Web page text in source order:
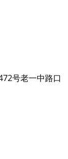
号老一中路口